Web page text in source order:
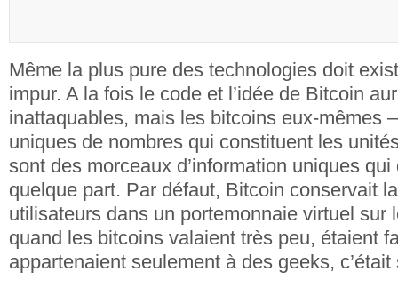
Même la plus pure des technologies doit
impur. A la fois le code et l’idée de Bitcoin
inattaquables, mais les bitcoins eux-mêmes
uniques de nombres qui constituent les
sont des morceaux d’information uniques
quelque part. Par défaut, Bitcoin conservait
utilisateurs dans un portemonnaie virtuel sur
quand les bitcoins valaient très peu, étaient
appartenaient seulement à des geeks, c’était